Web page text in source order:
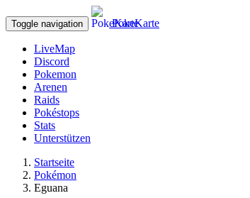
Toggle navigation PokeKarte
LiveMap
Discord
Pokemon
Arenen
Raids
Pokéstops
Stats
Unterstützen
Startseite
Pokémon
Eguana